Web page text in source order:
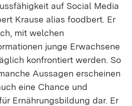
auf Social Media
Krause alias foodbert. Er
mit welchen
junge Erwachsene
konfrontiert werden. So
Aussagen erscheinen
eine Chance und
Ernährungsbildung dar. Er